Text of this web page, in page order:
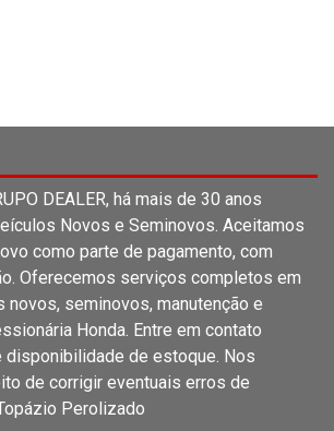
DEALER, há mais de 30 anos
Novos e Seminovos. Aceitamos
como parte de pagamento, com
Oferecemos serviços completos em
novos, seminovos, manutenção e
Honda. Entre em contato
disponibilidade de estoque. Nos
de corrigir eventuais erros de
Perolizado